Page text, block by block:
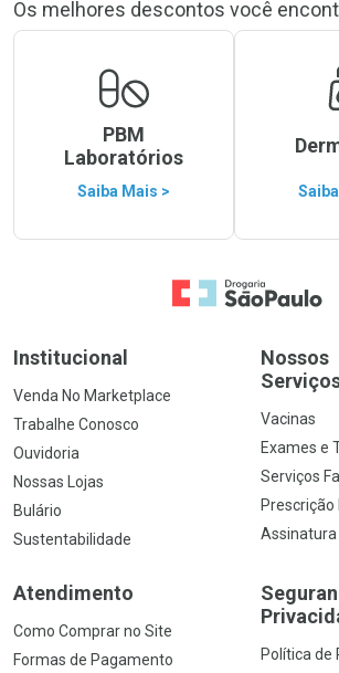
Os melhores descontos você
PBM
Laboratórios
Saiba Mais >
Ir para a Home
Institucional
Venda No Marketplace
Trabalhe Conosco
Ouvidoria
Nossas Lojas
Bulário
Sustentabilidade
Nossos
Vacinas
Exames e
Serviços
Prescrição
Assinatura
Atendimento
Como Comprar no Site
Formas de Pagamento
Política de